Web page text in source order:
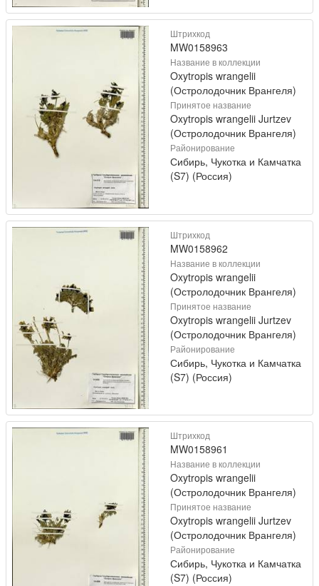
Штрихкод
MW0158963
Название в коллекции
Oxytropis wrangelii
(Остролодочник Врангеля)
Принятое название
Oxytropis wrangelii Jurtzev
(Остролодочник Врангеля)
Районирование
Сибирь, Чукотка и Камчатка
(S7) (Россия)
Штрихкод
MW0158962
Название в коллекции
Oxytropis wrangelii
(Остролодочник Врангеля)
Принятое название
Oxytropis wrangelii Jurtzev
(Остролодочник Врангеля)
Районирование
Сибирь, Чукотка и Камчатка
(S7) (Россия)
Штрихкод
MW0158961
Название в коллекции
Oxytropis wrangelii
(Остролодочник Врангеля)
Принятое название
Oxytropis wrangelii Jurtzev
(Остролодочник Врангеля)
Районирование
Сибирь, Чукотка и Камчатка
(S7) (Россия)